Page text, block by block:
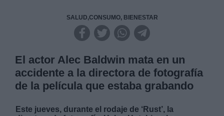
SALUD,CONSUMO, BIENESTAR
El actor Alec Baldwin mata en un
accidente a la directora de fotografía
de la película que estaba grabando
Este jueves, durante el rodaje de ‘Rust’, la